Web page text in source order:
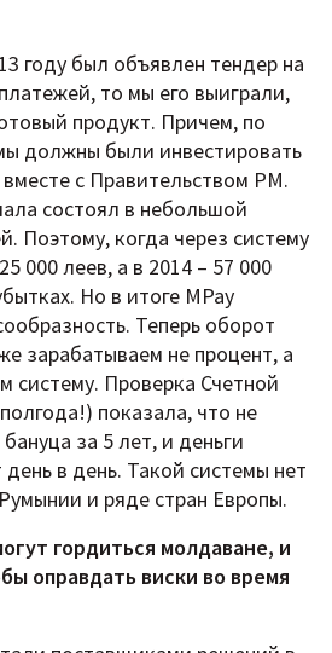
году был объявлен тендер на
то мы его выиграли,
продукт. Причем, по
должны были инвестировать
с Правительством РМ.
состоял в небольшой
Поэтому, когда через систему
000 леев, а в 2014 – 57 000
Но в итоге MPay
Теперь оборот
зарабатываем не процент, а
систему. Проверка Счетной
показала, что не
за 5 лет, и деньги
в день. Такой системы нет
и ряде стран Европы.
гордиться молдаване, и
оправдать виски во время